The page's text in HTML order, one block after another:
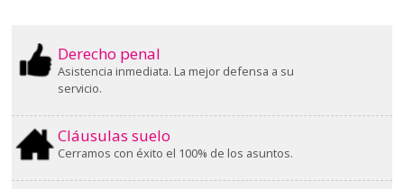
Derecho penal
Asistencia inmediata. La mejor defensa a su
servicio.
Cláusulas suelo
Cerramos con éxito el 100% de los asuntos.